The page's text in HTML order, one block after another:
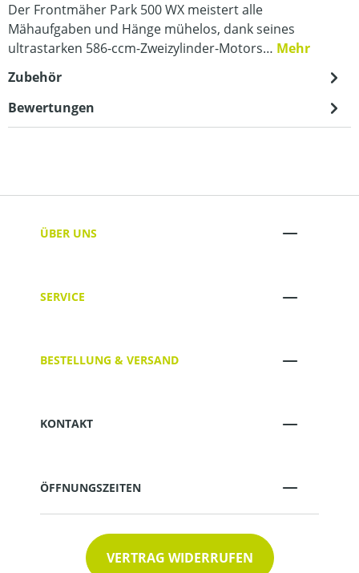
Der Frontmäher Park 500 WX meistert alle
Mähaufgaben und Hänge mühelos, dank seines
ultrastarken 586-ccm-Zweizylinder-Motors… Mehr
Zubehör
Bewertungen
ÜBER UNS
SERVICE
BESTELLUNG & VERSAND
KONTAKT
ÖFFNUNGSZEITEN
VERTRAG WIDERRUFEN